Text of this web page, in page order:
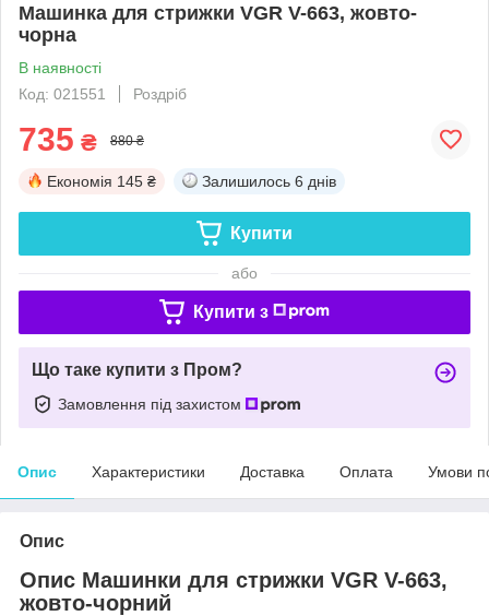
Машинка для стрижки VGR V-663, жовто-
чорна
В наявності
Код: 021551
Роздріб
735 ₴ 880 ₴
Економія 145 ₴ Залишилось 6 днів
Купити
або
Купити з
Що таке купити з Пром?
Замовлення під захистом
Опис Характеристики Доставка Оплата Умови
Опис
Опис Машинки для стрижки VGR V-663,
жовто-чорний